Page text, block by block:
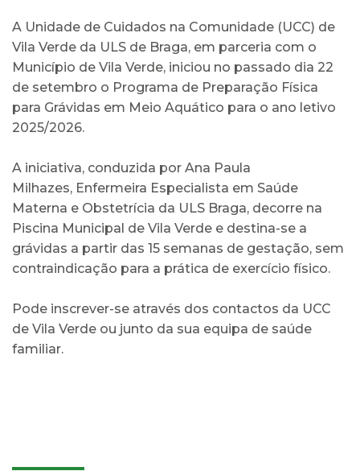
A Unidade de Cuidados na Comunidade (UCC) de
Vila Verde da ULS de Braga, em parceria com o
Município de Vila Verde, iniciou no passado dia 22
de setembro o Programa de Preparação Física
para Grávidas em Meio Aquático para o ano letivo
2025/2026.
A iniciativa, conduzida por Ana Paula
Milhazes, Enfermeira Especialista em Saúde
Materna e Obstetrícia da ULS Braga, decorre na
Piscina Municipal de Vila Verde e destina-se a
grávidas a partir das 15 semanas de gestação, sem
contraindicação para a prática de exercício físico.
Pode inscrever-se através dos contactos da UCC
de Vila Verde ou junto da sua equipa de saúde
familiar.